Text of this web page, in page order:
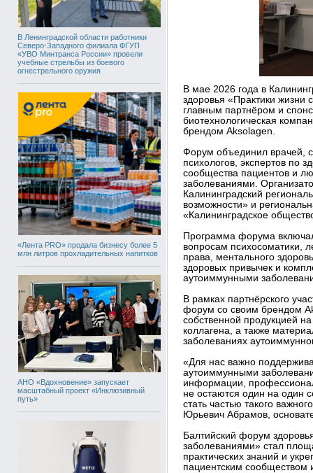
В Ленинградской области работники
Северо-Западного филиала ФГУП
«УВО Минтранса России» провели
учебные стрельбы из боевого
огнестрельного оружия
«Лента PRO» продала бизнесу более 5
млн литров прохладительных напитков
АНО «Вдохновение» запускает
масштабный проект «Инклюзивный
путь»
В мае 2026 года в
здоровья «Практики
главным партнёром и
биотехнологическая
брендом Aksolagen.
Форум объединил врачей,
психологов, экспертов по
сообщества пациентов и
заболеваниями.
Калининградский
возможности» и
«Калининградское
Программа форума
вопросам психосоматики,
права, ментального
здоровых привычек и
аутоиммунными
В рамках партнёрского
форум со своим брендом
собственной продукцией
коллагена, а также
заболеваниях
«Для нас важно
аутоиммунными
информации,
не остаются один на один
стать частью такого
Юрьевич Абрамов,
Балтийский форум
заболеваниями» стал
практических знаний и
пациентским сообществом